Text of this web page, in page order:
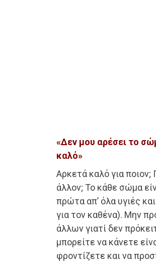
«Δεν μου αρέσει το
καλό»
Αρκετά καλό για ποιον;
άλλον; Το κάθε σώμα
πρώτα απ’ όλα υγιές
για τον καθένα). Μην
άλλων γιατί δεν
μπορείτε να κάνετε
φροντίζετε και να